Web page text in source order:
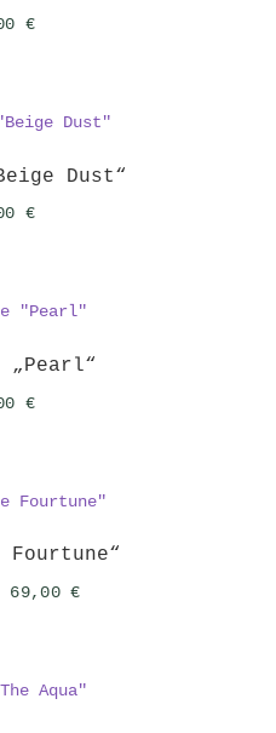
€
Dust“
€
„Pearl“
€
Fourtune“
Ursprünglicher
€
69,00€Aktueller
69,00 €.